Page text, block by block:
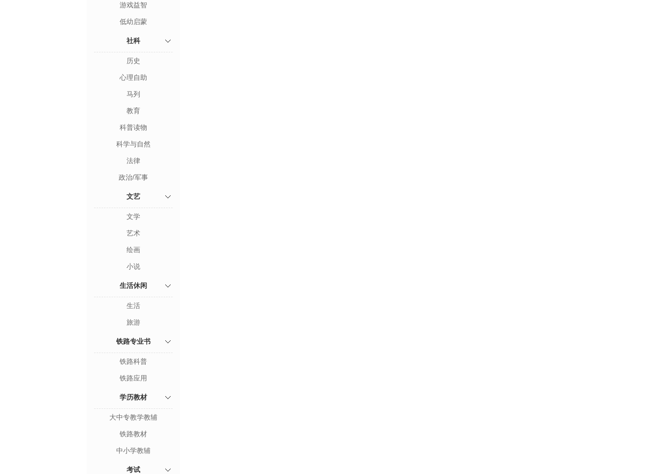
游戏益智
低幼启蒙
社科
历史
心理自助
马列
教育
科普读物
科学与自然
法律
政治/军事
文艺
文学
艺术
绘画
小说
生活休闲
生活
旅游
铁路专业书
铁路科普
铁路应用
学历教材
大中专教学教辅
铁路教材
中小学教辅
考试